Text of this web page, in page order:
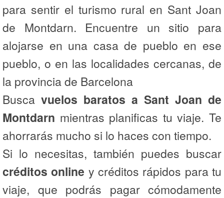
para sentir el turismo rural en Sant Joan
de Montdarn. Encuentre un sitio para
alojarse en una casa de pueblo en ese
pueblo, o en las localidades cercanas, de
la provincia de Barcelona
Busca vuelos baratos a Sant Joan de
Montdarn mientras planificas tu viaje. Te
ahorrarás mucho si lo haces con tiempo.
Si lo necesitas, también puedes buscar
créditos online y créditos rápidos para tu
viaje, que podrás pagar cómodamente